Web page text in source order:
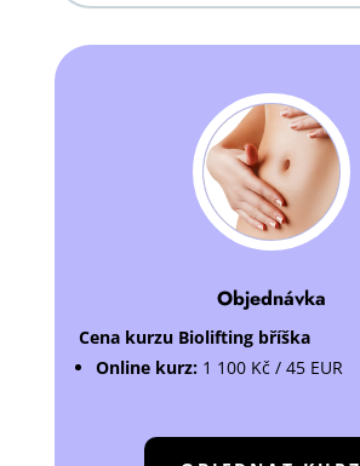
Objednávka
Cena kurzu Biolifting bříška
Online kurz:1 100 Kč / 45 EUR